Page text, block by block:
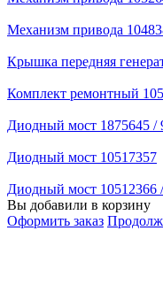
Механизм привода
Крышка передняя
Комплект ремонтный
Диодный мост 1875645 /
Диодный мост 10517357
Диодный мост 10512366
Вы добавили в корзину
Оформить заказ